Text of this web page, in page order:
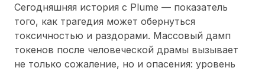
Сегодняшняя история с Plume — показатель
того, как трагедия может обернуться
токсичностью и раздорами. Массовый дамп
токенов после человеческой драмы вызывает
не только сожаление, но и опасения: уровень